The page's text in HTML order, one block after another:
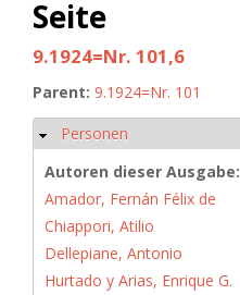
Seite
9.1924=Nr. 101,6
Parent: 9.1924=Nr. 101
Hide
Personen
Autoren dieser Ausgabe:
Amador, Fernán Félix de
Chiappori, Atilio
Dellepiane, Antonio
Hurtado y Arias, Enrique G.